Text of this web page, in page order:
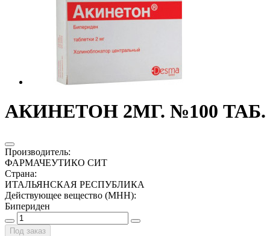
АКИНЕТОН 2МГ. №100
Производитель:
ФАРМАЧЕУТИКО СИТ
Страна:
ИТАЛЬЯНСКАЯ РЕСПУБЛИКА
Действующее вещество (МНН):
Бипериден
Под заказ